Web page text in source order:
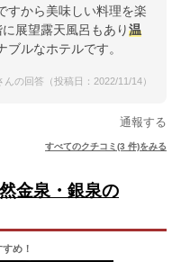
すから美味しい料理を楽
展望露天風呂もあり温
ルなホテルです。
んの回答（投稿日：2022/11/14）
通報する
すべてのクチコミ(3 件)をみる
金泉・銀泉の
め！